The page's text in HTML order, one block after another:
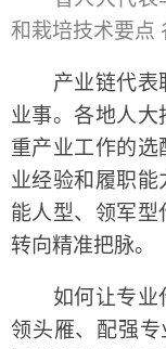
和栽培技术要点
产业链代表联
业事。各地人大
重产业工作的
业经验和履职能
能人型、领军
转向精准把脉。
如何让专业代
领头雁、配强专